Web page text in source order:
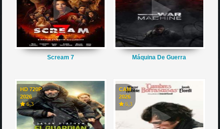
Scream 7 Máquina De Guerra
HD 720P
2026
6,3
CAM
2026
6,3